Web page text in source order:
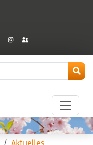
Aktuelles